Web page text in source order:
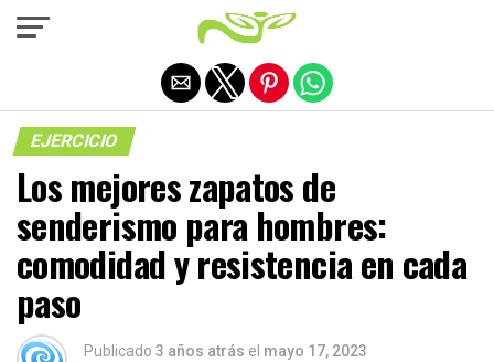
EJERCICIO
Los mejores zapatos de
senderismo para hombres:
comodidad y resistencia en cada
paso
Publicado 3 años atrás el mayo 17, 2023
Salir de la versión móvil